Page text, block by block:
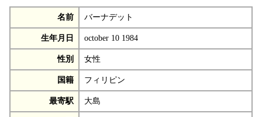
名前 バーナデット
生年月日 october 10 1984
性別 女性
国籍 フィリピン
最寄駅 大島